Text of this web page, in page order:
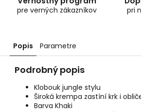
pre verných zákazníkov pri
Popis Parametre
Podrobný popis
Klobouk jungle stylu
Široká krempa zastíní krk i
Barva Khaki